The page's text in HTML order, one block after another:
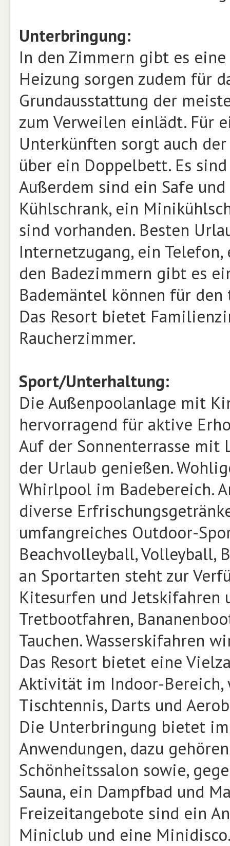
Unterbringung:
In den Zimmern gibt es
Heizung sorgen zudem für
Grundausstattung der
zum Verweilen einlädt. Für
Unterkünften sorgt auch
über ein Doppelbett. Es
Außerdem sind ein Safe
Kühlschrank, ein
sind vorhanden. Besten
Internetzugang, ein
den Badezimmern gibt es
Bademäntel können für
Das Resort bietet
Raucherzimmer.
Sport/Unterhaltung:
Die Außenpoolanlage mit
hervorragend für aktive
Auf der Sonnenterrasse mit
der Urlaub genießen.
Whirlpool im Badebereich.
diverse
umfangreiches Outdoor-
Beachvolleyball, Volleyball,
an Sportarten steht zur
Kitesurfen und Jetskifahren
Tretbootfahren,
Tauchen. Wasserskifahren
Das Resort bietet eine
Aktivität im Indoor-Bereich,
Tischtennis, Darts und
Die Unterbringung bietet
Anwendungen, dazu
Schönheitssalon sowie,
Sauna, ein Dampfbad und
Freizeitangebote sind ein
Miniclub und eine